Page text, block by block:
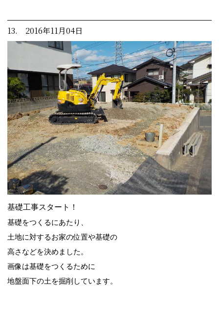
13. 2016年11月04日
基礎工事スタート！
基礎をつくるにあたり、
土地に対するお家の位置や基礎の
高さなどを決めました。
画像は基礎をつくるために
地盤面下の土を掘削しています。